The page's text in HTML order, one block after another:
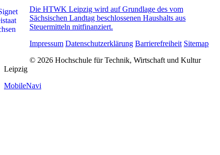
Die HTWK Leipzig wird auf Grundlage des vom
Sächsischen Landtag beschlossenen Haushalts aus
Steuermitteln mitfinanziert.
Impressum Datenschutzerklärung Barrierefreiheit Sitemap
© 2026 Hochschule für Technik, Wirtschaft und Kultur
Leipzig
MobileNavi